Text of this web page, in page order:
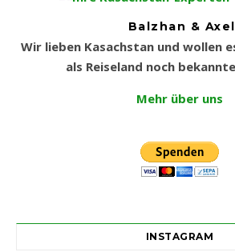
Balzhan & Axel
Wir lieben Kasachstan und wollen
als Reiseland noch
Mehr über uns
INSTAGRAM